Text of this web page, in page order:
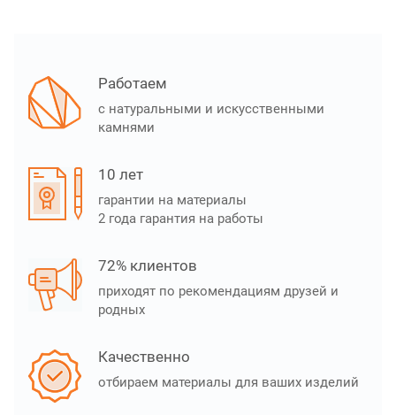
Работаем
с натуральными и искусственными
камнями
10 лет
гарантии на материалы
2 года гарантия на работы
72% клиентов
приходят по рекомендациям друзей и
родных
Качественно
отбираем материалы для ваших изделий